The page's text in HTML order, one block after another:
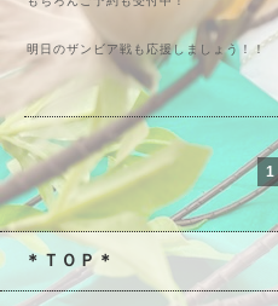
明日のザンビア戦も応援しましょう！！
1
＊ＴＯＰ＊